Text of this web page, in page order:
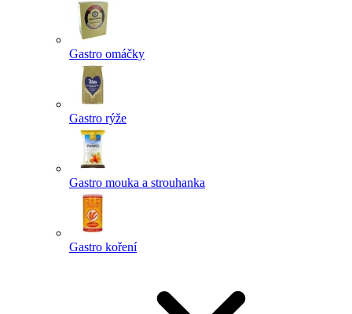
Gastro omáčky
Gastro rýže
Gastro mouka a strouhanka
Gastro koření